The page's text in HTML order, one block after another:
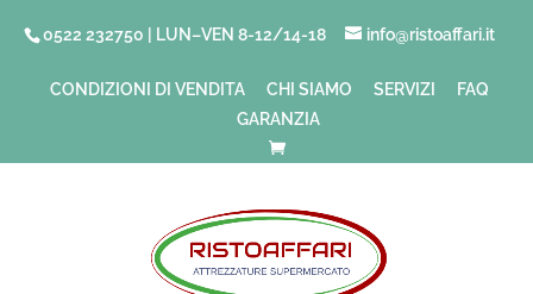
0522 232750 | LUN–VEN 8-12/14-18 info@ristoaffari.it
CONDIZIONI DI VENDITA CHI SIAMO SERVIZI
FAQ
GARANZIA